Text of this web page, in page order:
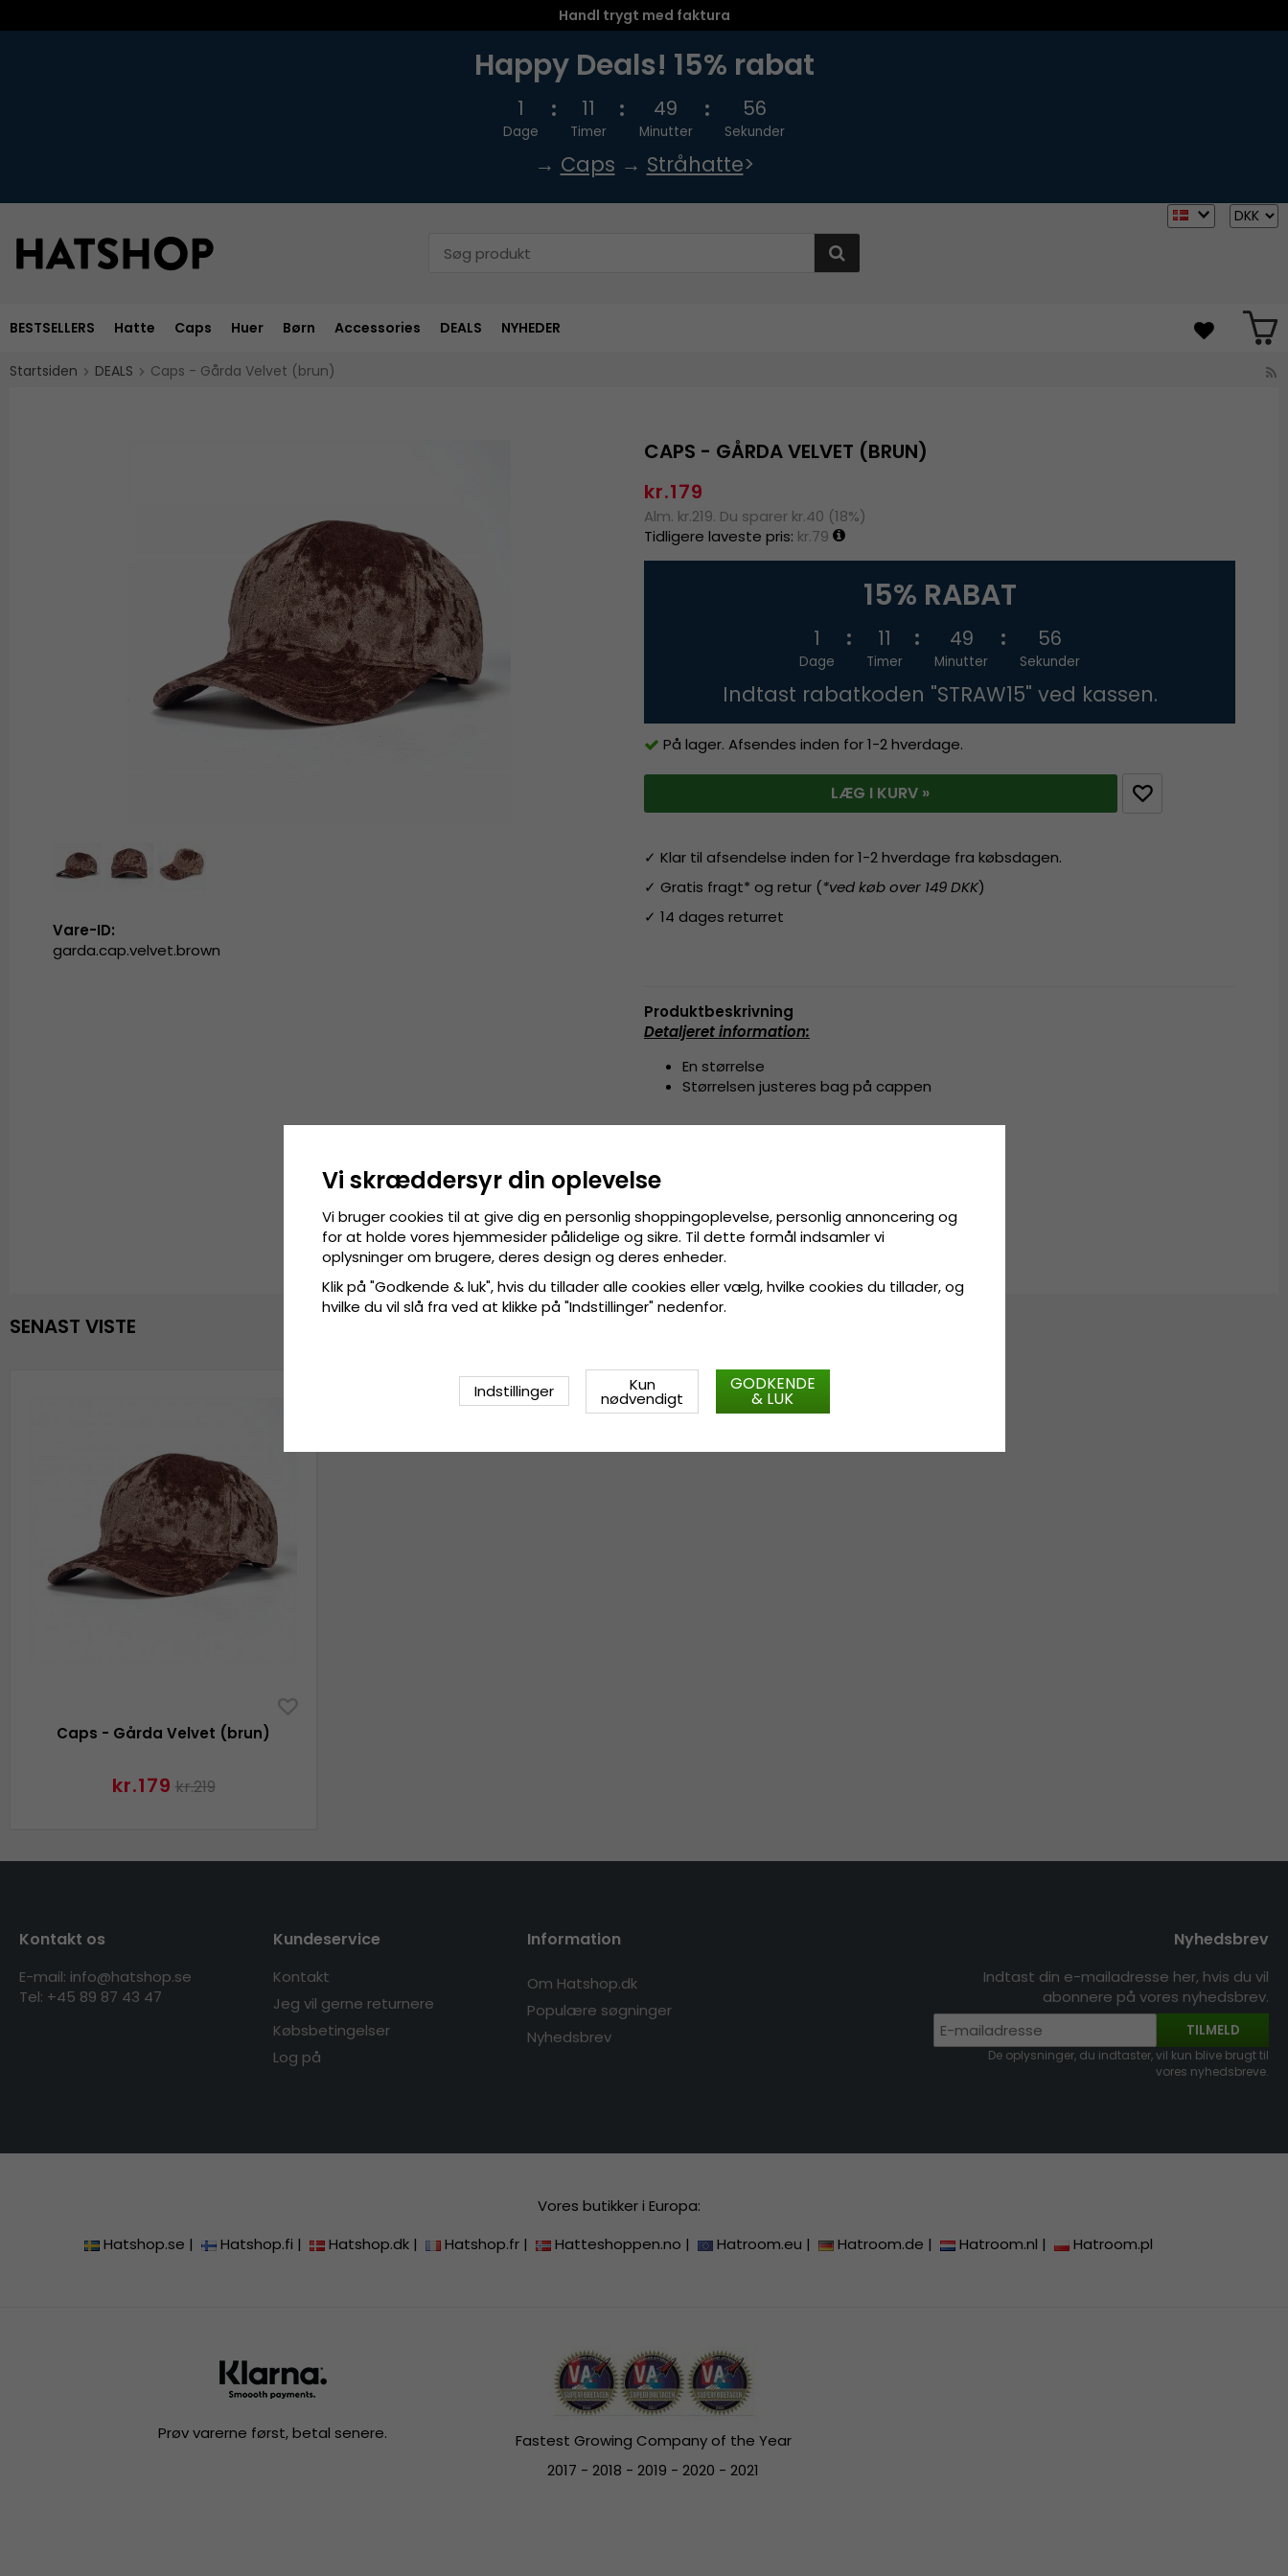
Handl trygt med faktura
Happy Deals! 15% rabat
1
Dage
11
Timer
49
Minutter
56
Sekunder
→ Caps → Stråhatte>
BESTSELLERS Hatte Caps Huer Børn Accessories DEALS NYHEDER
Startsiden DEALS Caps - Gårda Velvet (brun)
CAPS - GÅRDA VELVET (BRUN)
kr.179
Alm. kr.219. Du sparer kr.40 (18%)
Tidligere laveste pris: kr.79
15% RABAT
1
Dage
11
Timer
49
Minutter
56
Sekunder
Indtast rabatkoden "STRAW15" ved kassen.
På lager. Afsendes inden for 1-2 hverdage.
LÆG I KURV »
✓ Klar til afsendelse inden for 1-2 hverdage fra købsdagen.
✓ Gratis fragt* og retur (*ved køb over 149 DKK)
✓ 14 dages returret
Produktbeskrivning
Detaljeret information:
En størrelse
Størrelsen justeres bag på cappen
Størrelsesguide
Vare-ID:
garda.cap.velvet.brown
SENAST VISTE
Caps - Gårda Velvet (brun)
kr.179 kr.219
Kontakt os
E-mail: info@hatshop.se
Tel: +45 89 87 43 47
Kundeservice
Kontakt
Jeg vil gerne returnere
Købsbetingelser
Log på
Information
Om Hatshop.dk
Populære søgninger
Nyhedsbrev
Nyhedsbrev
Indtast din e-mailadresse her, hvis du vil
abonnere på vores nyhedsbrev.
TILMELD
De oplysninger, du indtaster, vil kun blive brugt til
vores nyhedsbreve.
Vores butikker i Europa:
Hatshop.se | Hatshop.fi | Hatshop.dk | Hatshop.fr | Hatteshoppen.no | Hatroom.eu | Hatroom.de | Hatroom.nl | Hatroom.pl
Prøv varerne først, betal senere.
Fastest Growing Company of the Year
2017 - 2018 - 2019 - 2020 - 2021
Vi skræddersyr din oplevelse
Vi bruger cookies til at give dig en personlig shoppingoplevelse, personlig annoncering og
for at holde vores hjemmesider pålidelige og sikre. Til dette formål indsamler vi
oplysninger om brugere, deres design og deres enheder.
Klik på "Godkende & luk", hvis du tillader alle cookies eller vælg, hvilke cookies du tillader, og
hvilke du vil slå fra ved at klikke på "Indstillinger" nedenfor.
Indstillinger Kun
nødvendigt
GODKENDE
& LUK